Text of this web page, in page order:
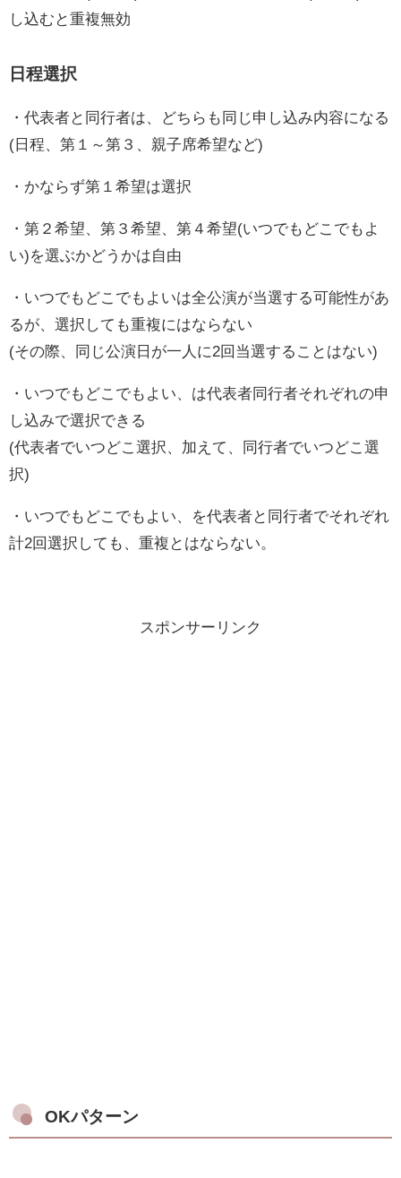
し込むと重複無効
日程選択
・代表者と同行者は、どちらも同じ申し込み内容になる
(日程、第１～第３、親子席希望など)
・かならず第１希望は選択
・第２希望、第３希望、第４希望(いつでもどこでもよ
い)を選ぶかどうかは自由
・いつでもどこでもよいは全公演が当選する可能性があ
るが、選択しても重複にはならない
(その際、同じ公演日が一人に2回当選することはない)
・いつでもどこでもよい、は代表者同行者それぞれの申
し込みで選択できる
(代表者でいつどこ選択、加えて、同行者でいつどこ選
択)
・いつでもどこでもよい、を代表者と同行者でそれぞれ
計2回選択しても、重複とはならない。
スポンサーリンク
OKパターン